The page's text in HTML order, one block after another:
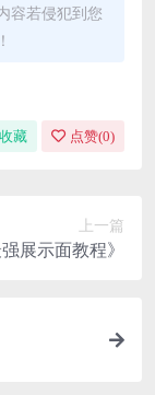
容若侵犯到您
收藏 点赞(0)
上一篇
展示面教程》